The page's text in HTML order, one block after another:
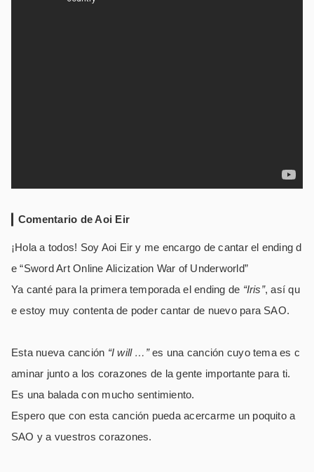
Comentario de Aoi Eir
¡Hola a todos! Soy Aoi Eir y me encargo de cantar el ending d
e “Sword Art Online Alicization War of Underworld”
Ya canté para la primera temporada el ending de “Iris”, así qu
e estoy muy contenta de poder cantar de nuevo para SAO.
Esta nueva canción “I will …”es una canción cuyo tema es c
aminar junto a los corazones de la gente importante para ti.
Es una balada con mucho sentimiento.
Espero que con esta canción pueda acercarme un poquito a
SAO y a vuestros corazones.